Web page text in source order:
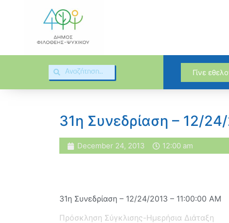
Γίνε
31η Συνεδρίαση – 12/
December 24, 2013 12:00 am
31η Συνεδρίαση – 12/24/2013 – 11:00:00 AM
Πρόσκληση Σύγκλισης-Ημερήσια Διάταξη